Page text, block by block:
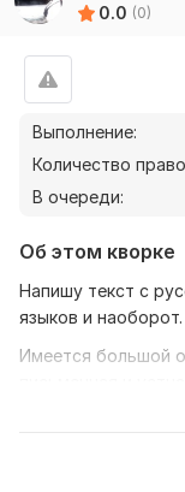
0.0 (0)
Выполнение:
Количество
В очереди:
Об этом кворке
Напишу текст с
языков и наоборот.
Имеется большой
работе, всегда на
Соответствие